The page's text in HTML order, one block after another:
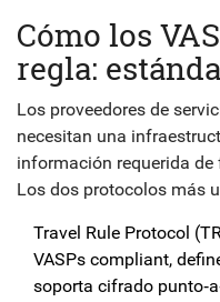
Cómo los
regla:
Los proveedores de
necesitan una
información requerida
Los dos protocolos más
Travel Rule Protocol
VASPs compliant,
soporta cifrado